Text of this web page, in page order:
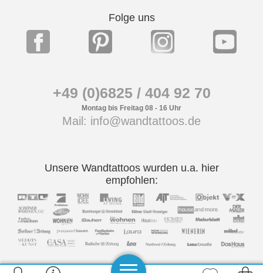
Folge uns
+49 (0)6825 / 404 92 70
Montag bis Freitag 08 - 16 Uhr
Mail: info@wandtattoos.de
Unsere Wandtattoos wurden u.a. hier
empfohlen: